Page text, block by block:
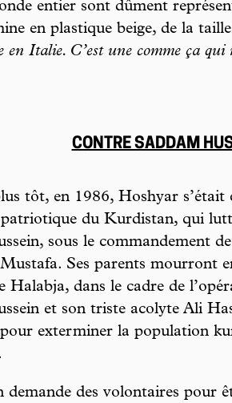
entier sont dûment
en plastique beige, de la
en Italie. C’est une comme ça qui
CONTRE SADDAM
tôt, en 1986, Hoshyar s’était
du Kurdistan, qui
sous le commandement
Ses parents mourront
Halabja, dans le cadre de
et son triste acolyte Ali
exterminer la population
demande des volontaires pour